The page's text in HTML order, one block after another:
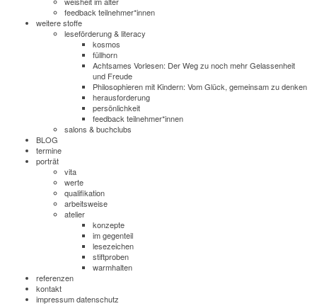
feedback teilnehmer*innen
weitere stoffe
leseförderung & literacy
kosmos
füllhorn
Achtsames Vorlesen: Der Weg zu noch mehr Gelassenheit
und Freude
Philosophieren mit Kindern: Vom Glück, gemeinsam zu denken
herausforderung
persönlichkeit
feedback teilnehmer*innen
salons & buchclubs
BLOG
termine
porträt
vita
werte
qualifikation
arbeitsweise
atelier
konzepte
im gegenteil
lesezeichen
stiftproben
warmhalten
referenzen
kontakt
impressum datenschutz